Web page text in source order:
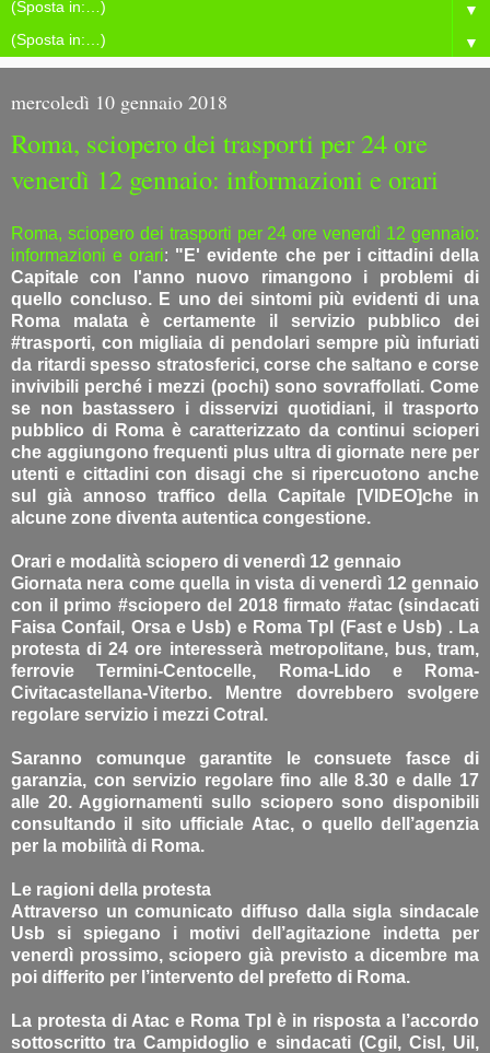
▼
▼
mercoledì 10 gennaio 2018
Roma, sciopero dei trasporti per 24 ore
venerdì 12 gennaio: informazioni e orari
Roma, sciopero dei trasporti per 24 ore venerdì 12 gennaio:
informazioni e orari: "E' evidente che per i cittadini della
Capitale con l'anno nuovo rimangono i problemi di
quello concluso. E uno dei sintomi più evidenti di una
Roma malata è certamente il servizio pubblico dei
#trasporti, con migliaia di pendolari sempre più infuriati
da ritardi spesso stratosferici, corse che saltano e corse
invivibili perché i mezzi (pochi) sono sovraffollati. Come
se non bastassero i disservizi quotidiani, il trasporto
pubblico di Roma è caratterizzato da continui scioperi
che aggiungono frequenti plus ultra di giornate nere per
utenti e cittadini con disagi che si ripercuotono anche
sul già annoso traffico della Capitale [VIDEO]che in
alcune zone diventa autentica congestione.
Orari e modalità sciopero di venerdì 12 gennaio
Giornata nera come quella in vista di venerdì 12 gennaio
con il primo #sciopero del 2018 firmato #atac (sindacati
Faisa Confail, Orsa e Usb) e Roma Tpl (Fast e Usb) . La
protesta di 24 ore interesserà metropolitane, bus, tram,
ferrovie Termini-Centocelle, Roma-Lido e Roma-
Civitacastellana-Viterbo. Mentre dovrebbero svolgere
regolare servizio i mezzi Cotral.
Saranno comunque garantite le consuete fasce di
garanzia, con servizio regolare fino alle 8.30 e dalle 17
alle 20. Aggiornamenti sullo sciopero sono disponibili
consultando il sito ufficiale Atac, o quello dell’agenzia
per la mobilità di Roma.
Le ragioni della protesta
Attraverso un comunicato diffuso dalla sigla sindacale
Usb si spiegano i motivi dell’agitazione indetta per
venerdì prossimo, sciopero già previsto a dicembre ma
poi differito per l’intervento del prefetto di Roma.
La protesta di Atac e Roma Tpl è in risposta a l’accordo
sottoscritto tra Campidoglio e sindacati (Cgil, Cisl, Uil,